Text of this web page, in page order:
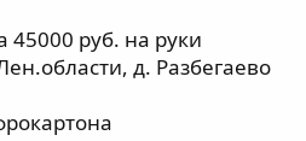
45000 руб. на руки
д. Разбегаево